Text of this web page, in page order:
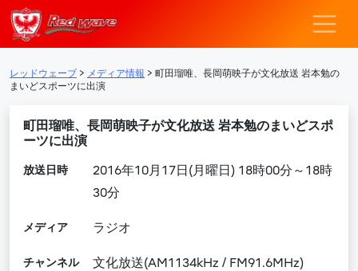
メインナビゲーション
レッドウェー
レッドウェーブ > メディア情報 > 町田瑠唯、長岡萌映子が文化放送 岩本勉の
まいどスポーツに出演
町田瑠唯、長岡萌映子が文化放送 岩本勉のまいどスポ
ーツに出演
放送日時
2016年10月17日(月曜日) 18時00分～18時
30分
メディア ラジオ
チャンネル 文化放送(AM1134kHz / FM91.6MHz)